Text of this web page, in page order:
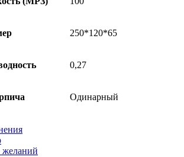
250*120*65
0,27
Одинарный
желаний